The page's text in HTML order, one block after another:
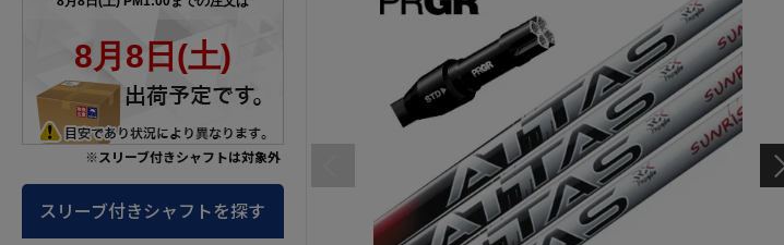
※スリーブ付きシャフトは対象外
スリーブ付きシャフトを探す